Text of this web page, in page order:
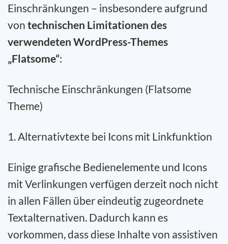
Einschränkungen – insbesondere aufgrund
von technischen Limitationen des
verwendeten WordPress-Themes
„Flatsome“:
Technische Einschränkungen (Flatsome
Theme)
1. Alternativtexte bei Icons mit Linkfunktion
Einige grafische Bedienelemente und Icons
mit Verlinkungen verfügen derzeit noch nicht
in allen Fällen über eindeutig zugeordnete
Textalternativen. Dadurch kann es
vorkommen, dass diese Inhalte von assistiven